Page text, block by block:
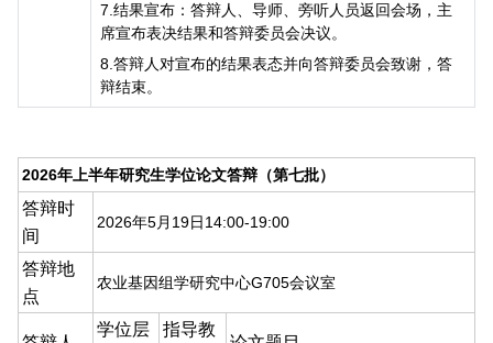
7. 结果宣布：答辩人、导师、旁听人员返回会场，主
席宣布表决结果和答辩委员会决议。
8. 答辩人对宣布的结果表态并向答辩委员会致谢，答
辩结束。
2026年上半年研究生学位论文答辩（第七批）
答辩时
间
2026年5月 19日14:00-19:00
答辩地
点
农业基因组学研究中心G705会议室
学位层
指导教